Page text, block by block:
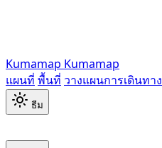
Kumamap Kumamap
แผนที่ พื้นที่ วางแผนการเดินทาง
ธีม